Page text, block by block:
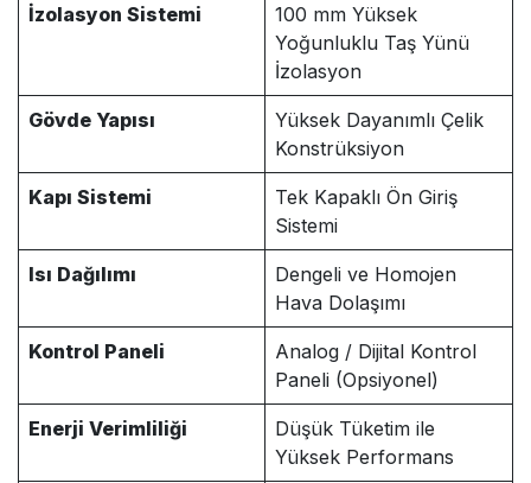
İzolasyon Sistemi
100 mm Yüksek
Yoğunluklu Taş Yünü
İzolasyon
Gövde Yapısı
Yüksek Dayanımlı Çelik
Konstrüksiyon
Kapı Sistemi
Tek Kapaklı Ön Giriş
Sistemi
Isı Dağılımı
Dengeli ve Homojen
Hava Dolaşımı
Kontrol Paneli
Analog / Dijital Kontrol
Paneli (Opsiyonel)
Enerji Verimliliği
Düşük Tüketim ile
Yüksek Performans